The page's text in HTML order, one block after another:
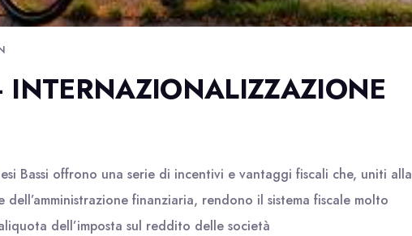
INTERNAZIONALIZZAZIONE
Bassi offrono una serie di incentivi e vantaggi fiscali che, uniti alla
finanziaria, rendono il sistema fiscale molto
dell’imposta sul reddito delle società